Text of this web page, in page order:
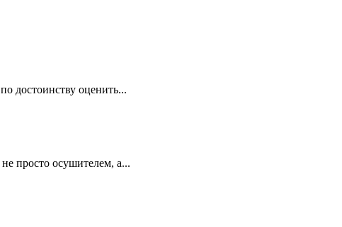
достоинcтву оценить...
просто осушителем, а...